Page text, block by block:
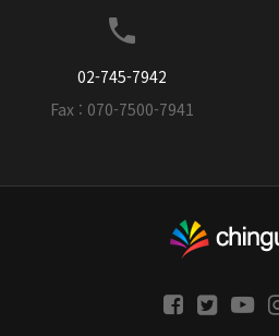
02-745-7942
Fax : 070-7500-7941